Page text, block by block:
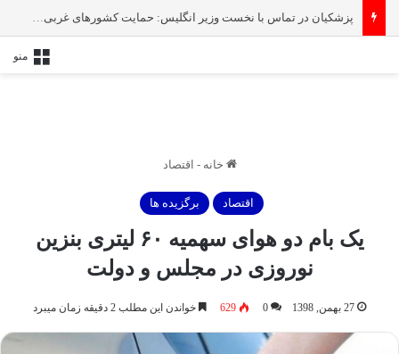
پزشکیان در تماس با نخست‌ وزیر انگلیس: حمایت کشور‌های غربی از رژیم صهیونیستی امنیت منطقه و جهان را به خطر انداخته است
منو
خانه - اقتصاد
اقتصاد برگزیده ها
یک بام دو هوای سهمیه ۶۰ لیتری بنزین
نوروزی در مجلس و دولت
27 بهمن, 1398 0
629 خواندن این مطلب 2 دقیقه زمان میبرد